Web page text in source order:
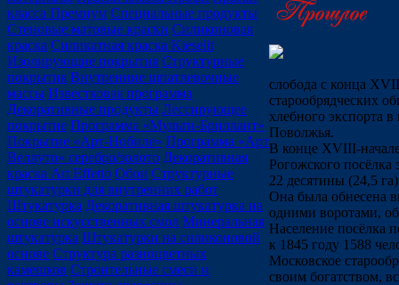
класса Премиум Специальные продукты
Стеновые матовые краски Силиконовая
краска Силикатная краска Kieselit
Изолирующие покрытия Структурные
покрытия Внутренние шпатлевочные
массы Известковая программа
Декоративные продукты Лессирующее
покрытие Программа «Мульти-Бриллант»
Покрытие «Арт-Нобиле» Программа «Арт
Веллуто» серебро/золото Декоративная
краска Art Effetto Обои Структурные
штукатурки для внутренних работ
Штукатурка Декоративная штукатурка на
основе искусственных смол Минеральная
штукатурка Штукатурки на силиконовой
основе Структура разноцветных
камешков Строительные смеси и
слобода с конца
старообрядческих
хлебного экспорта
Поволжья.
В конце XVIII-
Рогожского посёлка
22 десятины (24,5
Она была обнесена
одними воротами,
Население посёлка
к 1845 году 1588
Московское
своим богатством,